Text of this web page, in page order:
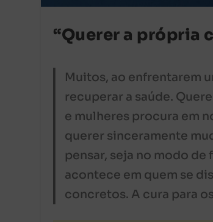
“Querer a própria
Muitos, ao enfrentarem
recuperar a saúde.
e mulheres procura em
querer sinceramente
pensar, seja no modo de
acontece em quem se
concretos. A cura para